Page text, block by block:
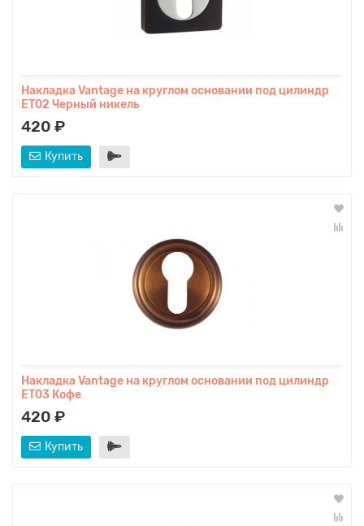
Накладка Vantage на круглом основании под цилиндр
ET02 Черный никель
420 ₽
Купить
Накладка Vantage на круглом основании под цилиндр
ET03 Кофе
420 ₽
Купить